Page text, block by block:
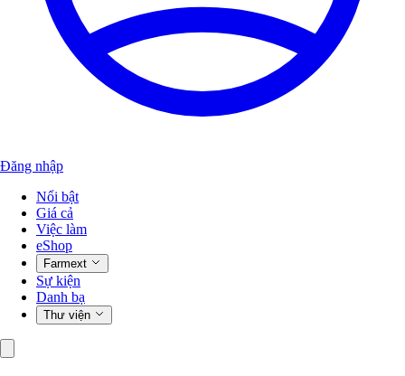
Đăng nhập
Nổi bật
Giá cả
Việc làm
eShop
Farmext
Sự kiện
Danh bạ
Thư viện